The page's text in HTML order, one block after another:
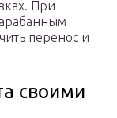
При
перенос и
своими